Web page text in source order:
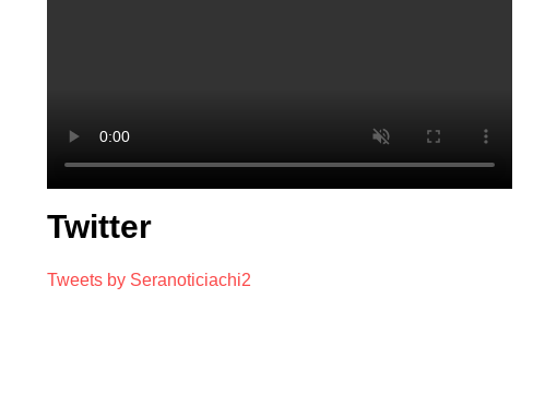
Twitter
Tweets by Seranoticiachi2